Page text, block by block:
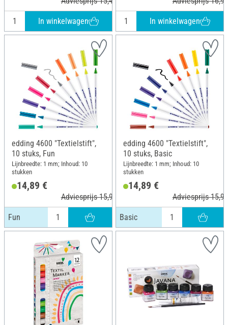
In winkelwagen In winkelwagen
edding 4600 "Textielstift",
10 stuks, Fun
Lijnbreedte: 1 mm; Inhoud: 10
stukken
14,89 €
Adviesprijs 15,99 €
Fun
edding 4600 "Textielstift",
10 stuks, Basic
Lijnbreedte: 1 mm; Inhoud: 10
stukken
14,89 €
Adviesprijs
Basic